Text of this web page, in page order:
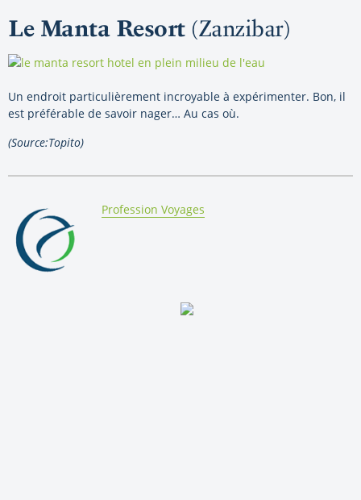
Le Manta Resort(Zanzibar)
Un endroit particulièrement incroyable à expérimenter. Bon, il
est préférable de savoir nager… Au cas où.
(Source:Topito)
By:
Profession Voyages